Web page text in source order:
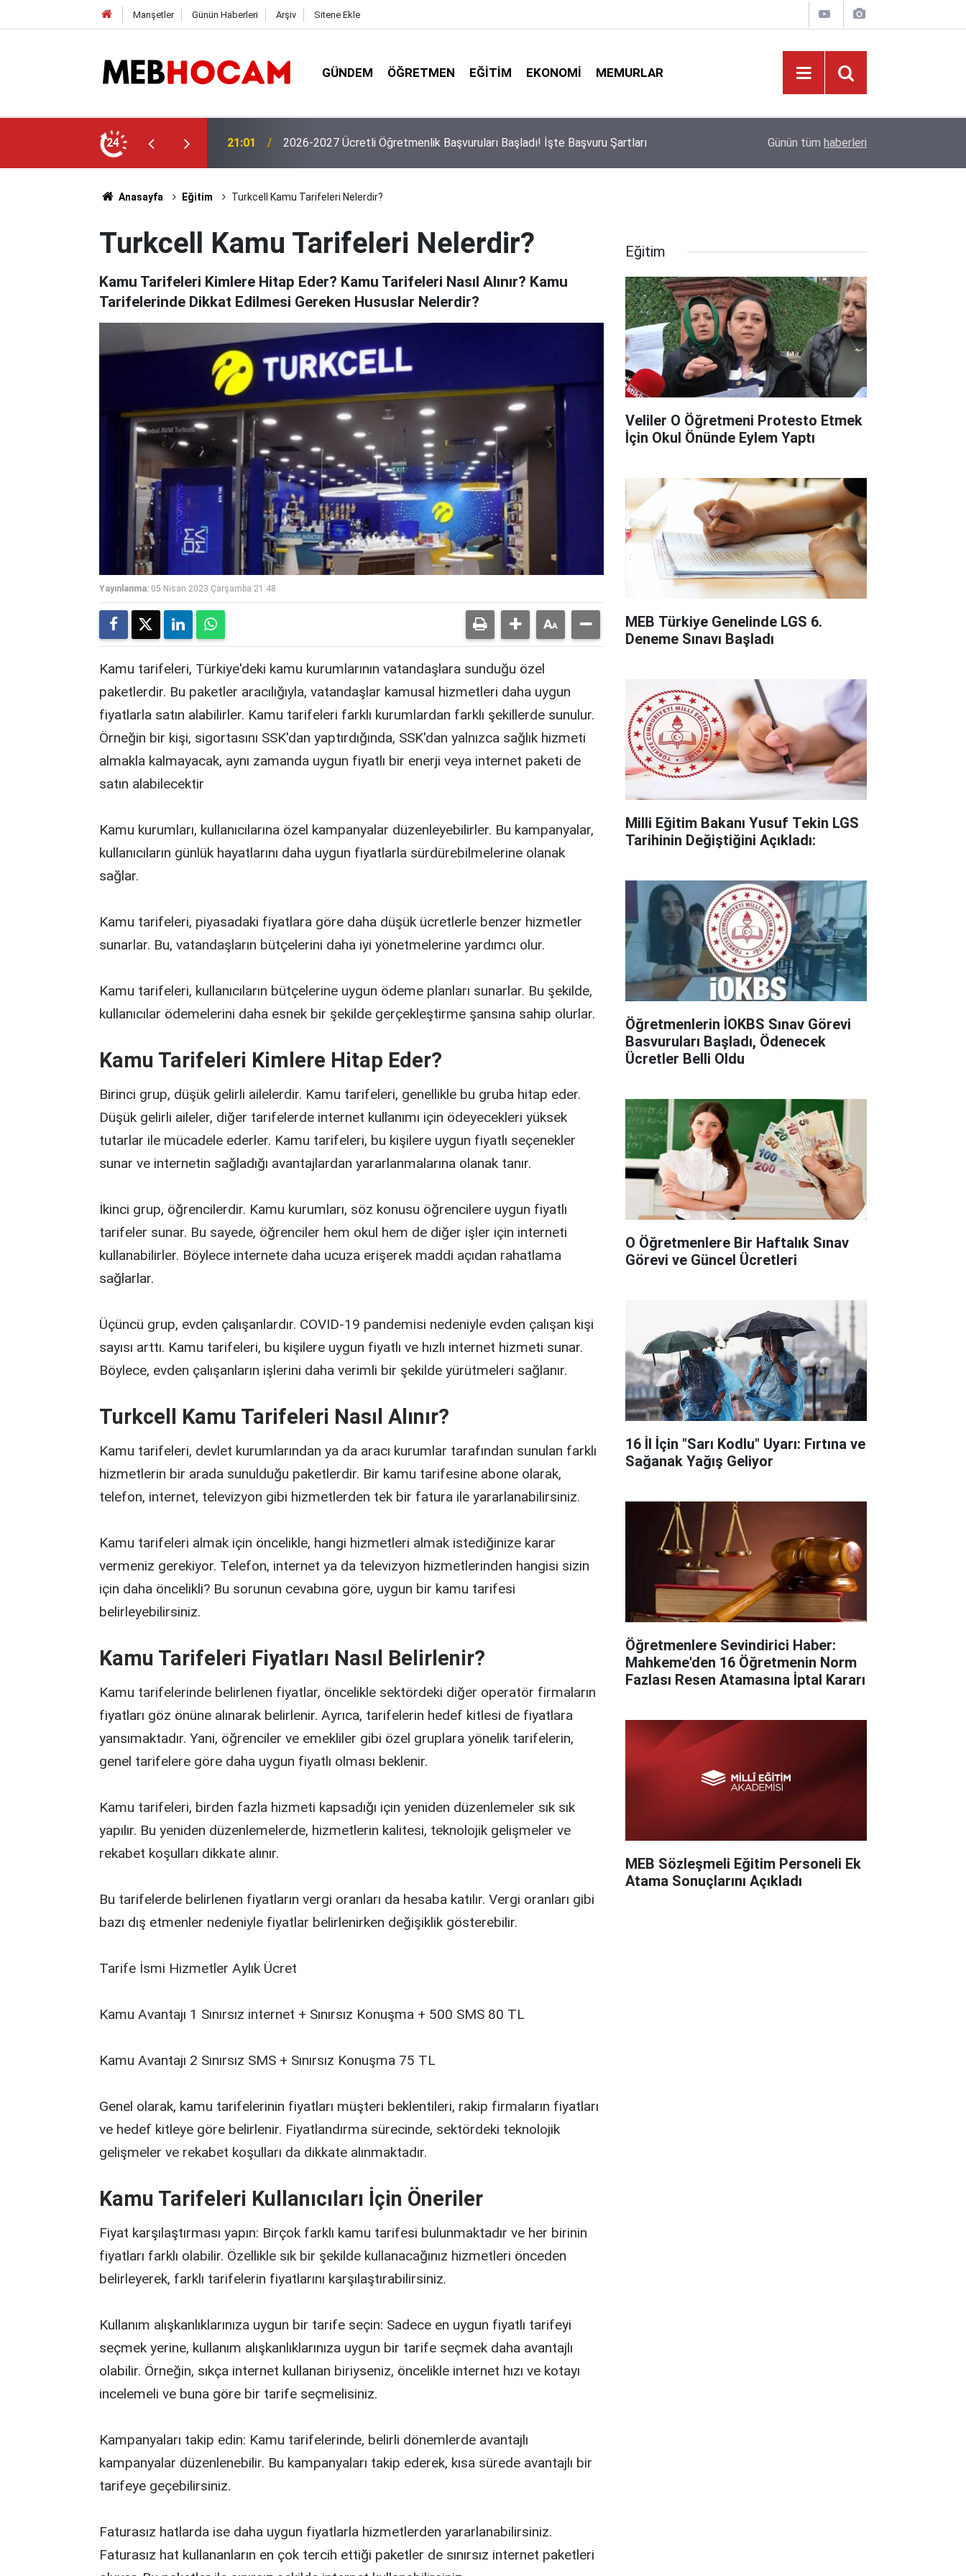
Manşetler Günün Haberleri Arşiv Sitene Ekle
GÜNDEM ÖĞRETMEN EĞITIM EKONOMI MEMURLAR
24
Başladı! İşte Başvuru Şartları 19:02 MEB'den Yeni Ücretli Öğretmen Açıklaması Günün tüm haberleri
Anasayfa Eğitim Turkcell Kamu Tarifeleri Nelerdir?
Turkcell Kamu Tarifeleri Nelerdir?
Kamu Tarifeleri Kimlere Hitap Eder? Kamu Tarifeleri Nasıl Alınır? Kamu
Tarifelerinde Dikkat Edilmesi Gereken Hususlar Nelerdir?
Yayınlanma: 05 Nisan 2023 Çarşamba 21:48
Kamu tarifeleri, Türkiye'deki kamu kurumlarının vatandaşlara sunduğu özel
paketlerdir. Bu paketler aracılığıyla, vatandaşlar kamusal hizmetleri daha uygun
fiyatlarla satın alabilirler. Kamu tarifeleri farklı kurumlardan farklı şekillerde sunulur.
Örneğin bir kişi, sigortasını SSK'dan yaptırdığında, SSK'dan yalnızca sağlık hizmeti
almakla kalmayacak, aynı zamanda uygun fiyatlı bir enerji veya internet paketi de
satın alabilecektir
Kamu kurumları, kullanıcılarına özel kampanyalar düzenleyebilirler. Bu kampanyalar,
kullanıcıların günlük hayatlarını daha uygun fiyatlarla sürdürebilmelerine olanak
sağlar.
Kamu tarifeleri, piyasadaki fiyatlara göre daha düşük ücretlerle benzer hizmetler
sunarlar. Bu, vatandaşların bütçelerini daha iyi yönetmelerine yardımcı olur.
Kamu tarifeleri, kullanıcıların bütçelerine uygun ödeme planları sunarlar. Bu şekilde,
kullanıcılar ödemelerini daha esnek bir şekilde gerçekleştirme şansına sahip olurlar.
Kamu Tarifeleri Kimlere Hitap Eder?
Birinci grup, düşük gelirli ailelerdir. Kamu tarifeleri, genellikle bu gruba hitap eder.
Düşük gelirli aileler, diğer tarifelerde internet kullanımı için ödeyecekleri yüksek
tutarlar ile mücadele ederler. Kamu tarifeleri, bu kişilere uygun fiyatlı seçenekler
sunar ve internetin sağladığı avantajlardan yararlanmalarına olanak tanır.
İkinci grup, öğrencilerdir. Kamu kurumları, söz konusu öğrencilere uygun fiyatlı
tarifeler sunar. Bu sayede, öğrenciler hem okul hem de diğer işler için interneti
kullanabilirler. Böylece internete daha ucuza erişerek maddi açıdan rahatlama
sağlarlar.
Üçüncü grup, evden çalışanlardır. COVID-19 pandemisi nedeniyle evden çalışan kişi
sayısı arttı. Kamu tarifeleri, bu kişilere uygun fiyatlı ve hızlı internet hizmeti sunar.
Böylece, evden çalışanların işlerini daha verimli bir şekilde yürütmeleri sağlanır.
Turkcell Kamu Tarifeleri Nasıl Alınır?
Kamu tarifeleri, devlet kurumlarından ya da aracı kurumlar tarafından sunulan farklı
hizmetlerin bir arada sunulduğu paketlerdir. Bir kamu tarifesine abone olarak,
telefon, internet, televizyon gibi hizmetlerden tek bir fatura ile yararlanabilirsiniz.
Kamu tarifeleri almak için öncelikle, hangi hizmetleri almak istediğinize karar
vermeniz gerekiyor. Telefon, internet ya da televizyon hizmetlerinden hangisi sizin
için daha öncelikli? Bu sorunun cevabına göre, uygun bir kamu tarifesi
belirleyebilirsiniz.
Kamu Tarifeleri Fiyatları Nasıl Belirlenir?
Kamu tarifelerinde belirlenen fiyatlar, öncelikle sektördeki diğer operatör firmaların
fiyatları göz önüne alınarak belirlenir. Ayrıca, tarifelerin hedef kitlesi de fiyatlara
yansımaktadır. Yani, öğrenciler ve emekliler gibi özel gruplara yönelik tarifelerin,
genel tarifelere göre daha uygun fiyatlı olması beklenir.
Kamu tarifeleri, birden fazla hizmeti kapsadığı için yeniden düzenlemeler sık sık
yapılır. Bu yeniden düzenlemelerde, hizmetlerin kalitesi, teknolojik gelişmeler ve
rekabet koşulları dikkate alınır.
Bu tarifelerde belirlenen fiyatların vergi oranları da hesaba katılır. Vergi oranları gibi
bazı dış etmenler nedeniyle fiyatlar belirlenirken değişiklik gösterebilir.
Tarife İsmi Hizmetler Aylık Ücret
Kamu Avantajı 1 Sınırsız internet + Sınırsız Konuşma + 500 SMS 80 TL
Kamu Avantajı 2 Sınırsız SMS + Sınırsız Konuşma 75 TL
Genel olarak, kamu tarifelerinin fiyatları müşteri beklentileri, rakip firmaların fiyatları
ve hedef kitleye göre belirlenir. Fiyatlandırma sürecinde, sektördeki teknolojik
gelişmeler ve rekabet koşulları da dikkate alınmaktadır.
Kamu Tarifeleri Kullanıcıları İçin Öneriler
Fiyat karşılaştırması yapın: Birçok farklı kamu tarifesi bulunmaktadır ve her birinin
fiyatları farklı olabilir. Özellikle sık bir şekilde kullanacağınız hizmetleri önceden
belirleyerek, farklı tarifelerin fiyatlarını karşılaştırabilirsiniz.
Kullanım alışkanlıklarınıza uygun bir tarife seçin: Sadece en uygun fiyatlı tarifeyi
seçmek yerine, kullanım alışkanlıklarınıza uygun bir tarife seçmek daha avantajlı
olabilir. Örneğin, sıkça internet kullanan biriyseniz, öncelikle internet hızı ve kotayı
incelemeli ve buna göre bir tarife seçmelisiniz.
Kampanyaları takip edin: Kamu tarifelerinde, belirli dönemlerde avantajlı
kampanyalar düzenlenebilir. Bu kampanyaları takip ederek, kısa sürede avantajlı bir
tarifeye geçebilirsiniz.
Faturasız hatlarda ise daha uygun fiyatlarla hizmetlerden yararlanabilirsiniz.
Faturasız hat kullananların en çok tercih ettiği paketler de sınırsız internet paketleri
Eğitim
Veliler O Öğretmeni Protesto Etmek
İçin Okul Önünde Eylem Yaptı
MEB Türkiye Genelinde LGS 6.
Deneme Sınavı Başladı
Milli Eğitim Bakanı Yusuf Tekin LGS
Tarihinin Değiştiğini Açıkladı:
Öğretmenlerin İOKBS Sınav Görevi
Basvuruları Başladı, Ödenecek
Ücretler Belli Oldu
O Öğretmenlere Bir Haftalık Sınav
Görevi ve Güncel Ücretleri
16 İl İçin "Sarı Kodlu" Uyarı: Fırtına ve
Sağanak Yağış Geliyor
Öğretmenlere Sevindirici Haber:
Mahkeme'den 16 Öğretmenin Norm
Fazlası Resen Atamasına İptal Kararı
MEB Sözleşmeli Eğitim Personeli Ek
Atama Sonuçlarını Açıkladı